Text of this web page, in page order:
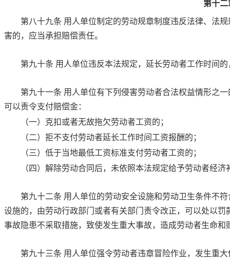
第十
第八十九条 用人单位制定的劳动规章制度违反法律、法
害的，应当承担赔偿责任。
第九十条 用人单位违反本法规定，延长劳动者工作时间
第九十一条 用人单位有下列侵害劳动者合法权益情形之
可以责令支付赔偿金：
（一）克扣或者无故拖欠劳动者工资的；
（二）拒不支付劳动者延长工作时间工资报酬的；
（三）低于当地最低工资标准支付劳动者工资的；
（四）解除劳动合同后，未依照本法规定给予劳动者经济
第九十二条 用人单位的劳动安全设施和劳动卫生条件不
设施的，由劳动行政部门或者有关部门责令改正，可以处以
事故隐患不采取措施，致使发生重大事故，造成劳动者生命
第九十三条 用人单位强令劳动者违章冒险作业，发生重